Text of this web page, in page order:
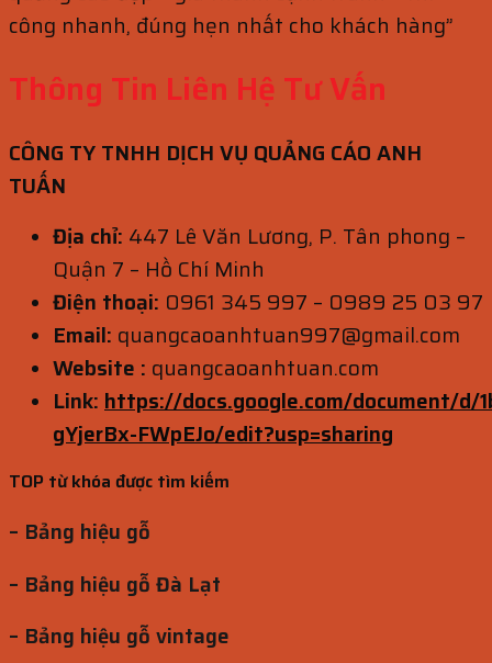
công nhanh, đúng hẹn nhất cho khách hàng”
Thông Tin Liên Hệ Tư Vấn
CÔNG TY TNHH DỊCH VỤ QUẢNG CÁO ANH
TUẤN
Địa chỉ: 447 Lê Văn Lương, P. Tân phong –
Quận 7 – Hồ Chí Minh
Điện thoại: 0961 345 997 – 0989 25 03 97
Email: quangcaoanhtuan997@gmail.com
Website : quangcaoanhtuan.com
Link: https://docs.google.com/document/d/
gYjerBx-FWpEJo/edit?usp=sharing
TOP từ khóa được tìm kiếm
– Bảng hiệu gỗ
– Bảng hiệu gỗ Đà Lạt
– Bảng hiệu gỗ vintage